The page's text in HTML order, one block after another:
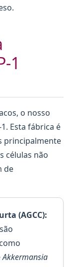
1
o nosso
Esta fábrica é
principalmente
células não
de
(AGCC):
Akkermansia